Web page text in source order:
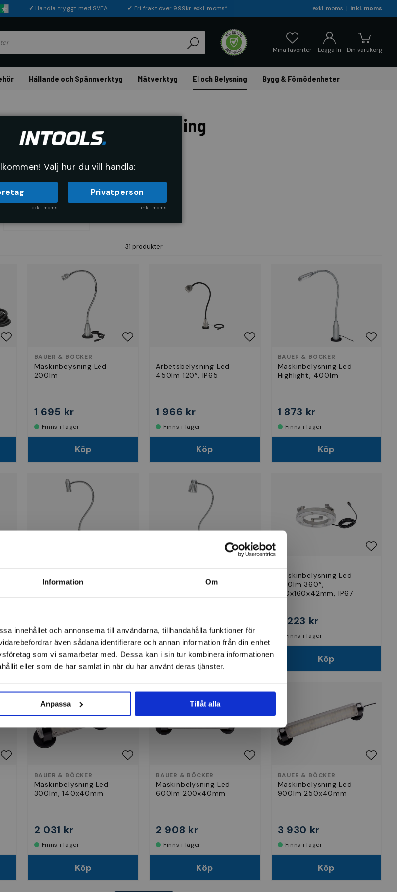
Information Om
innehållet och annonserna till användarna, tillhandahålla funktioner för
även sådana identifierare och annan information från din enhet
som vi samarbetar med. Dessa kan i sin tur kombinera informationen
eller som de har samlat in när du har använt deras tjänster.
Anpassa Tillåt alla
exkl. moms inkl. moms
✓ Handla tryggt med SVEA ✓ Fri frakt över 999kr exkl. moms*
Din varukorg
Logga In
Mina favoriter
Hållande och Spännverktyg Mätverktyg El och Belysning Bygg & Förnödenheter
Maskinbelysning
31 produkter
BAUER & BÖCKER
Maskinbeysning Led
200lm
1 695 kr
Finns i lager
Köp
Arbetsbelysning Led
450lm 120°, IP65
1 966 kr
Finns i lager
Köp
BAUER & BÖCKER
Maskinbelysning Led
Highlight, 400lm
1 873 kr
Finns i lager
Köp
200lm
Finns i lager
Köp
Finns i lager
Köp
Maskinbelysning Led
460lm 360°,
160x160x42mm, IP67
4 223 kr
Finns i lager
Köp
BAUER & BÖCKER
Maskinbelysning Led
300lm, 140x40mm
2 031 kr
Finns i lager
Köp
BAUER & BÖCKER
Maskinbelysning Led
600lm 200x40mm
2 908 kr
Finns i lager
Köp
BAUER & BÖCKER
Maskinbelysning Led
900lm 250x40mm
3 930 kr
Finns i lager
Köp
Välj hur du vill handla:
exkl. moms
Privatperson
inkl. moms